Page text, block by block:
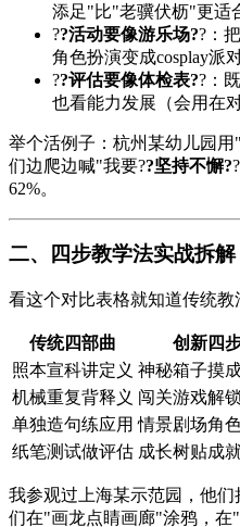
添足"比"老骥伏枥"更适
??活动要像游乐场??：
角色扮演变成cosplay派
??评估要像体检表??：
也看能力发展（会用在对
举个活例子：杭州某幼儿园
们边爬边喊"我要??坚持不懈?
62%。
二、四步教学法实战拆解
看这个对比表格就知道传统教
传统四部曲 创新四
照本宣科讲定义 神秘箱子摸
机械重复背释义 闯关游戏解
单独造句练应用 情景剧场角
纸笔测试做评估 成长树贴成
我参观过上海某示范园，他
们在"画龙点睛画廊"涂鸦，在